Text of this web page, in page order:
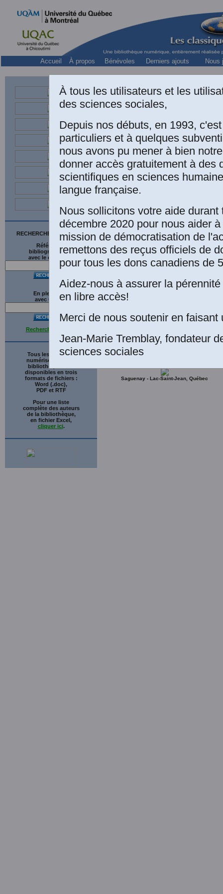
Accueil À propos Bénévoles Derniers ajouts Nous
RECHERCHE SUR LE SITE
Références
bibliographiques
avec le catalogue
En plein texte
avec G gle
Recherche avancée
Tous les ouvrages
numérisés de cette
bibliothèque sont
disponibles en trois
formats de fichiers :
Word (.doc),
PDF et RTF
Pour une liste
complète des auteurs
de la bibliothèque,
en fichier Excel,
cliquer ici.
François
20 au 25
?”;2.Repenser
deux articles
éditions du
idées. [
diffuser cet article
Saguenay - Lac-Saint-Jean, Québec
À tous les utilisateurs et les
des sciences sociales,
Depuis nos débuts, en 1993,
particuliers et à quelques
nous avons pu mener à bien
donner accès gratuitement à des
scientifiques en sciences
langue française.
Nous sollicitons votre aide durant
décembre 2020 pour nous aider
mission de démocratisation de
remettons des reçus officiels de
pour tous les dons canadiens de
Aidez-nous à assurer la
en libre accès!
Merci de nous soutenir en faisant
Jean-Marie Tremblay, fondateur
sciences sociales